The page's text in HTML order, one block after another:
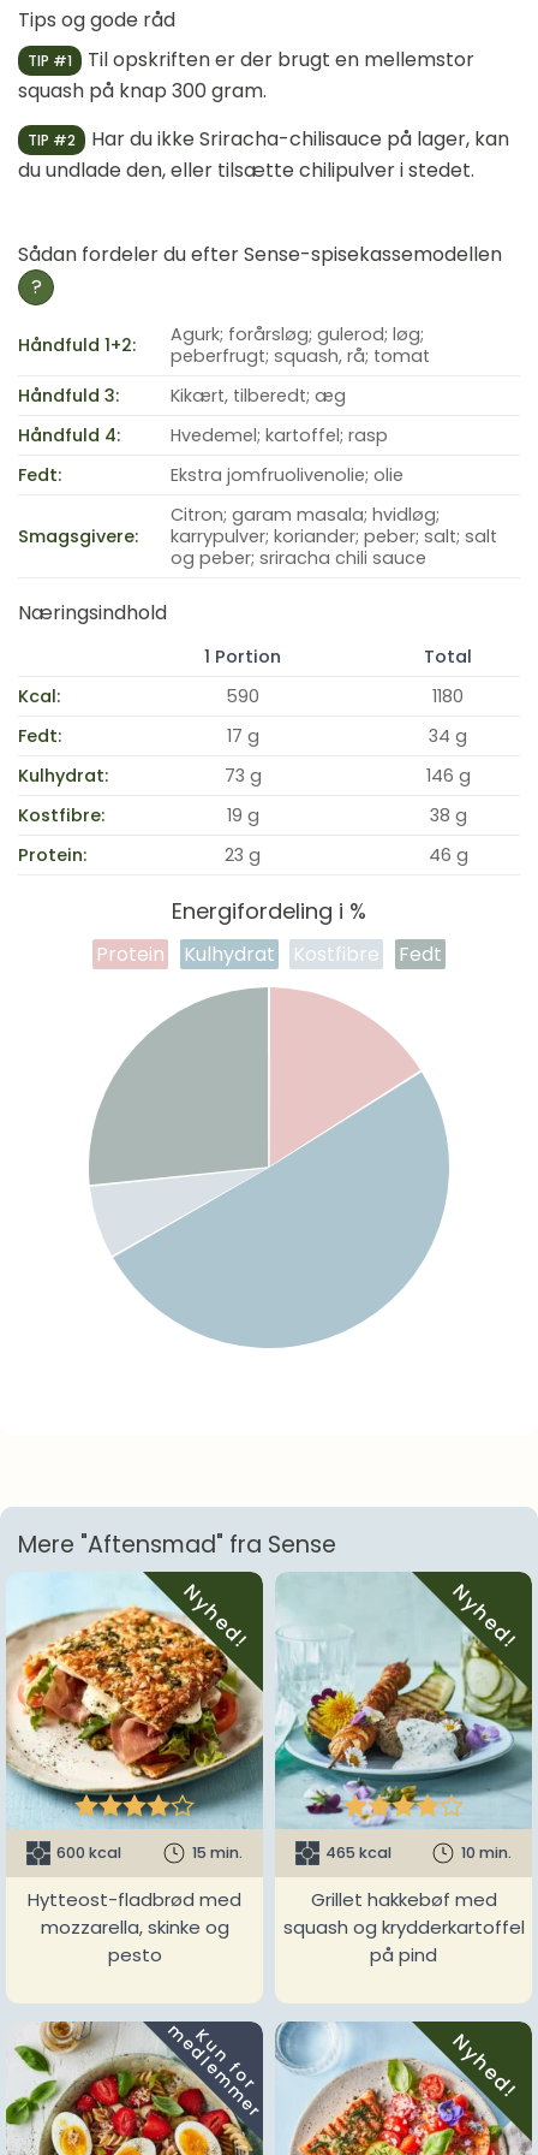
Tips og gode råd
TIP #1
Til opskriften er der brugt en mellemstor
squash på knap 300 gram.
TIP #2
Har du ikke Sriracha-chilisauce på lager, kan
du undlade den, eller tilsætte chilipulver i stedet.
Sådan fordeler du efter Sense-spisekassemodellen
?
Håndfuld 1+2:
Agurk; forårsløg; gulerod; løg;
peberfrugt; squash, rå; tomat
Håndfuld 3:
Kikært, tilberedt; æg
Håndfuld 4:
Hvedemel; kartoffel; rasp
Fedt:
Ekstra jomfruolivenolie; olie
Smagsgivere:
Citron; garam masala; hvidløg;
karrypulver; koriander; peber; salt; salt
og peber; sriracha chili sauce
Næringsindhold
1 Portion
Total
Kcal:
590
1180
Fedt:
17 g
34 g
Kulhydrat:
73 g
146 g
Kostfibre:
19 g
38 g
Protein:
23 g 46 g
Energifordeling i %
Protein Kulhydrat Kostfibre Fedt
Mere "Aftensmad" fra Sense
Nyhed!

600 kcal 15 min.
Hytteost-fladbrød med
mozzarella, skinke og
pesto
Nyhed!

465 kcal 10 min.
Grillet hakkebøf med
squash og krydderkartoffel
på pind
K
u
n
f
o
r
m
e
d
l
e
m
m
e
r Nyhed!